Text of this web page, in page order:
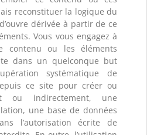
reconstituer la logique du
dérivée à partir de ce
Vous vous engagez à
contenu ou les éléments
dans un quelconque but
systématique de
ce site pour créer ou
ou indirectement, une
une base de données
l’autorisation écrite de